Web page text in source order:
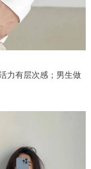
力有层次感；男生做